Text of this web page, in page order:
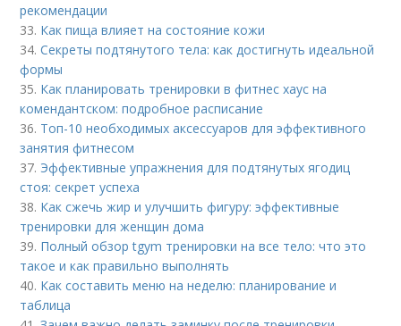
рекомендации
33. Как пища влияет на состояние кожи
34.Секреты подтянутого тела: как достигнуть идеальной
формы
35. Как планировать тренировки в фитнес хаус на
комендантском: подробное расписание
36. Топ-10 необходимых аксессуаров для эффективного
занятия фитнесом
37. Эффективные упражнения для подтянутых ягодиц
стоя: секрет успеха
38. Как сжечь жир и улучшить фигуру: эффективные
тренировки для женщин дома
39. Полный обзор tgym тренировки на все тело: что это
такое и как правильно выполнять
40. Как составить меню на неделю: планирование и
таблица